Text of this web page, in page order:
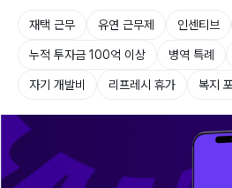
재택 근무 유연 근무제 인센티브
누적 투자금 100억 이상 병역 특례
자기 개발비 리프레시 휴가 복지